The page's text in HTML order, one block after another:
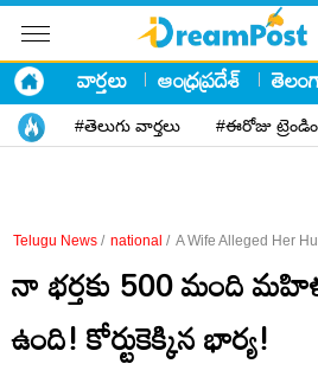
వార్తలు ఆంధ్రప్రదేశ్
#తెలుగు వార్తలు #ఈరోజు
Telugu News / national / A Wife Alleged Her
నా భర్తకు 500 మంది
ఉంది! కోర్టుకెక్కిన భార్య!